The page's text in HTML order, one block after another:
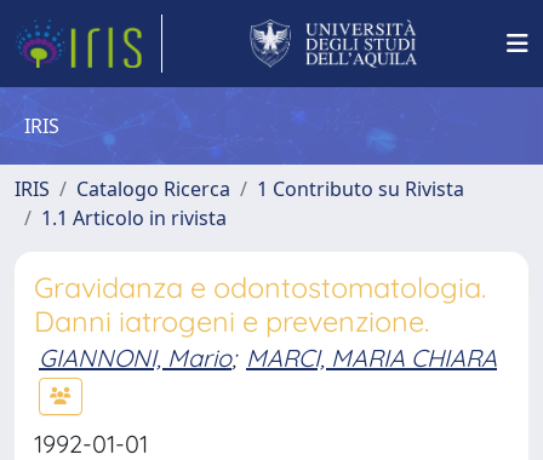
IRIS
IRIS Catalogo Ricerca
1 Contributo su Rivista
1.1 Articolo in rivista
Gravidanza e odontostomatologia.
Danni iatrogeni e prevenzione.
GIANNONI, Mario; MARCI, MARIA CHIARA
1992-01-01